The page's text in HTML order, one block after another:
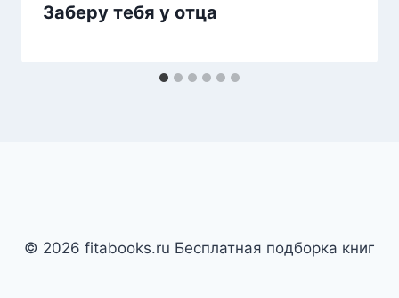
Заберу тебя у отца
© 2026 fitabooks.ru Бесплатная подборка книг